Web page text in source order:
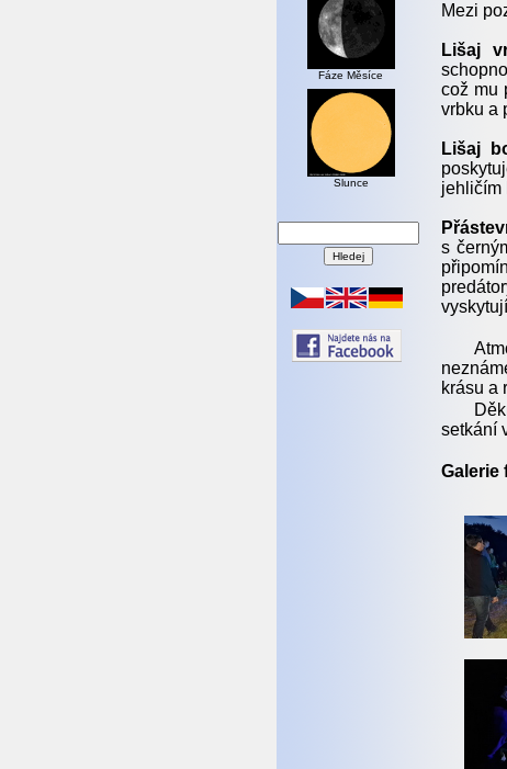
Fáze Měsíce
Slunce
Mezi
Lišaj
což mu
vrbku a
Lišaj
jehličím
s
krásu a
setkání
Galerie